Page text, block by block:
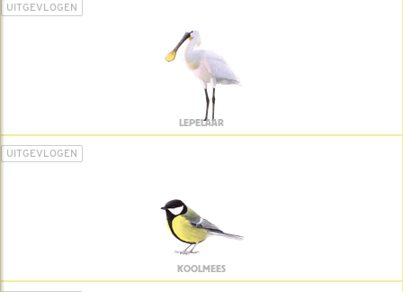
UITGEVLOGEN
LEPELAAR
UITGEVLOGEN
KOOLMEES